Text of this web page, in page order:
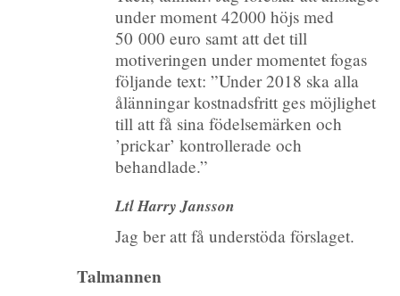
under moment 42000 höjs med
50 000 euro samt att det till
motiveringen under momentet fogas
följande text: ”Under 2018 ska alla
ålänningar kostnadsfritt ges möjlighet
till att få sina födelsemärken och
’prickar’ kontrollerade och
behandlade.”
Ltl Harry Jansson
Jag ber att få understöda förslaget.
Talmannen